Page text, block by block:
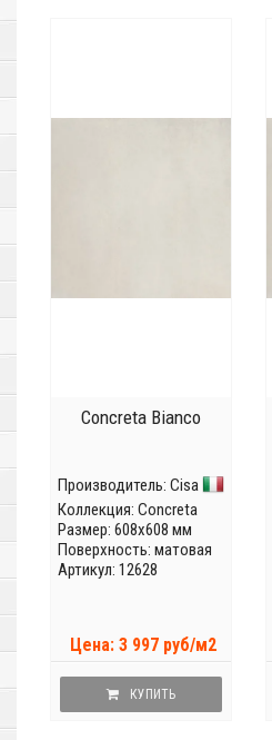
Concreta Bianco
Производитель: Cisa
Коллекция: Concreta
Размер: 608x608 мм
Поверхность: матовая
Артикул: 12628
Цена: 3 997 руб/м2
КУПИТЬ